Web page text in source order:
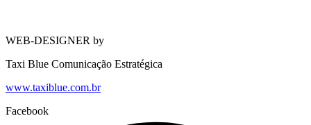
WEB-DESIGNER by
Taxi Blue Comunicação Estratégica
www.taxiblue.com.br
Facebook